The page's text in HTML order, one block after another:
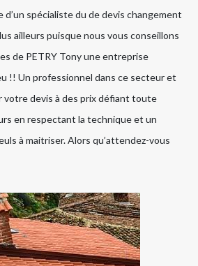
d’un spécialiste du de devis changement
ailleurs puisque nous vous conseillons
de PETRY Tony une entreprise
!! Un professionnel dans ce secteur et
votre devis à des prix défiant toute
en respectant la technique et un
à maitriser. Alors qu’attendez-vous